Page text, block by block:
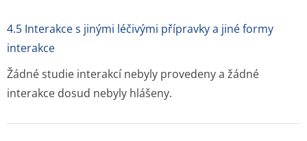
4.5 Interakce s jinými léčivými přípravky a jiné formy
interakce
Žádné studie interakcí nebyly provedeny a žádné
interakce dosud nebyly hlášeny.